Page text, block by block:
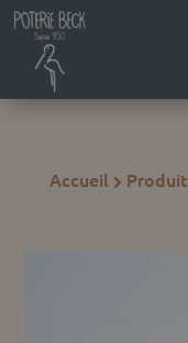
Accueil  Produit